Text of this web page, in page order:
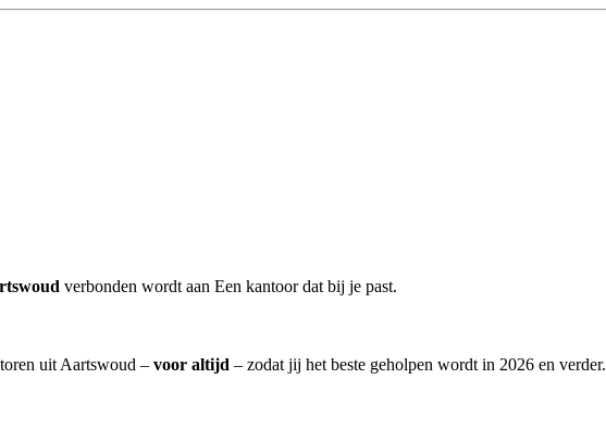
verbonden wordt aan Een kantoor dat bij je past.
uit Aartswoud – voor altijd – zodat jij het beste geholpen wordt in 2026 en verder.